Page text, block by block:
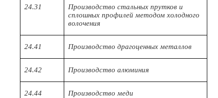
24.31
Производство стальных прутков и
сплошных профилей методом холодного
волочения
24.41 Производство драгоценных металлов
24.42 Производство алюминия
24.44 Производство меди